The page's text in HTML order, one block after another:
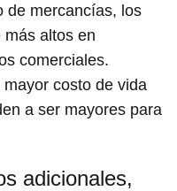
de mercancías, los
altos en
comerciales.
costo de vida
a ser mayores para
adicionales,